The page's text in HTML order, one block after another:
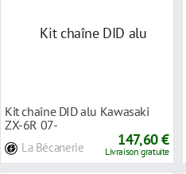
Kit chaîne DID alu Kawasaki
ZX-6R 07-
La Bécanerie 147,60 €
Livraison gratuite